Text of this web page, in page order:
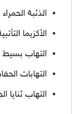
الذئبة الحمراء
الأكزيما
التهاب بسيط
التهابات
التهاب ثنايا